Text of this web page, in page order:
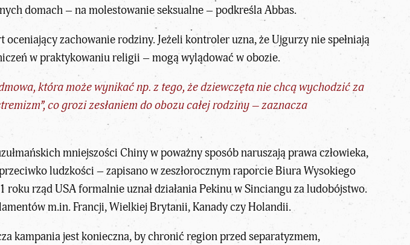
domach – na molestowanie seksualne – podkreśla Abbas.
zachowanie rodziny. Jeżeli kontroler uzna, że Ujgurzy nie spełniają
w praktykowaniu religii – mogą wylądować w obozie.
która może wynikać np. z tego, że dziewczęta nie chcą wychodzić za
co grozi zesłaniem do obozu całej rodziny – zaznacza
mniejszości Chiny w poważny sposób naruszają prawa człowieka,
ludzkości – zapisano w zeszłorocznym raporcie Biura Wysokiego
rząd USA formalnie uznał działania Pekinu w Sinciangu za ludobójstwo.
m.in. Francji, Wielkiej Brytanii, Kanady czy Holandii.
kampania jest konieczna, by chronić region przed separatyzmem,